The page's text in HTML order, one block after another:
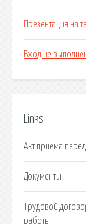
Презентация на
Вход не
Links
Акт приема
Документы.
Трудовой
работы.